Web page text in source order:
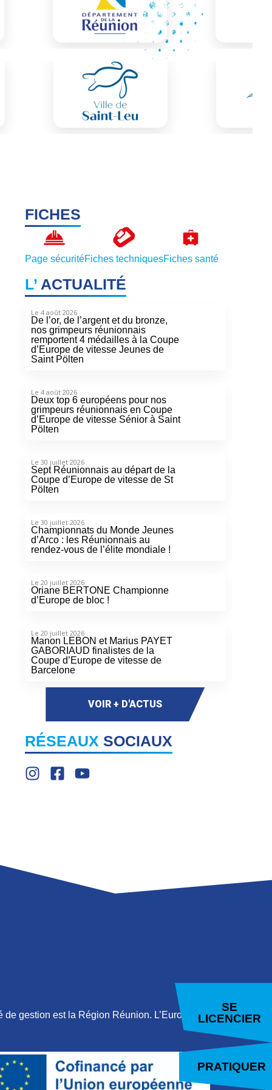
SE
LICENCIER
PRATIQUER
FICHES
Page sécuritéFiches techniquesFiches santé
L’ACTUALITÉ
Le 4 août 2026
De l’or, de l’argent et du bronze,
nos grimpeurs réunionnais
remportent 4 médailles à la Coupe
d’Europe de vitesse Jeunes de
Saint Pölten
Le 4 août 2026
Deux top 6 européens pour nos
grimpeurs réunionnais en Coupe
d’Europe de vitesse Sénior à Saint
Pölten
Le 30 juillet 2026
Sept Réunionnais au départ de la
Coupe d’Europe de vitesse de St
Pölten
Le 30 juillet 2026
Championnats du Monde Jeunes
d’Arco : les Réunionnais au
rendez-vous de l’élite mondiale !
Le 20 juillet 2026
Oriane BERTONE Championne
d’Europe de bloc !
Le 20 juillet 2026
Manon LEBON et Marius PAYET
GABORIAUD finalistes de la
Coupe d’Europe de vitesse de
Barcelone
VOIR + D'ACTUS
RÉSEAUX SOCIAUX
gestion est la Région Réunion. L’Europe